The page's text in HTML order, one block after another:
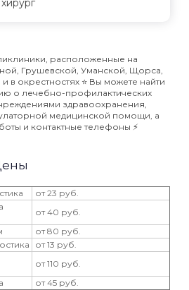
расположенные на
Грушевской, Уманской, Щорса,
в окрестностях ⭐️ Вы можете найти
о лечебно-профилактических
здравоохранения,
медицинской помощи, а
и контактные телефоны ⚡️
от 23 руб.
от 40 руб.
от 80 руб.
от 13 руб.
от 110 руб.
от 45 руб.